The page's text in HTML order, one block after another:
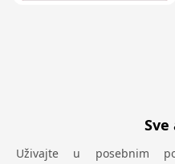
Sve
Uživajte u posebnim